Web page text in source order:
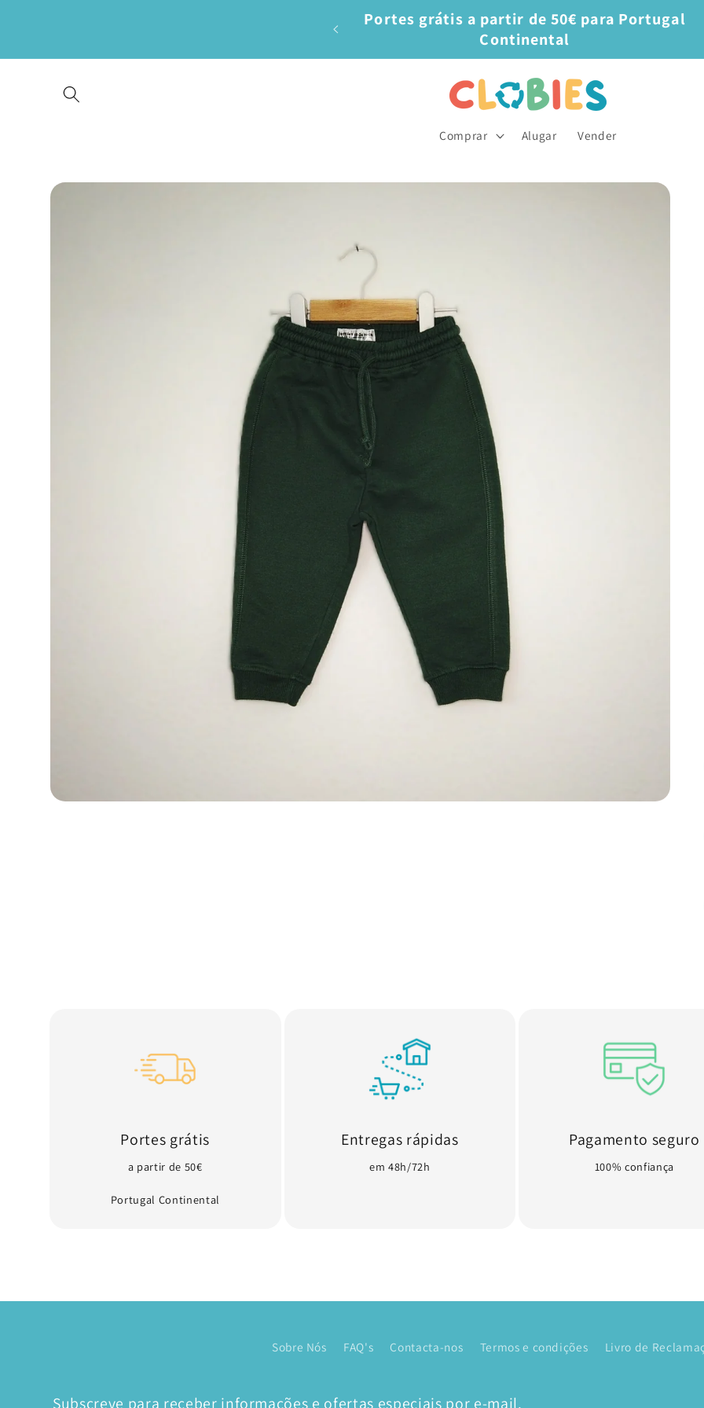
Portes grátis a partir de 50€ para Portugal
Continental
Comprar Alugar Vender
Saltar para
Portes grátis
a partir de 50€
Portugal Continental
Entregas rápidas
em 48h/72h
Pagamento seguro
100% confiança
Sobre Nós FAQ's Contacta-nos Termos e condições Livro de
Subscreve para receber informações e ofertas especiais por e-mail.